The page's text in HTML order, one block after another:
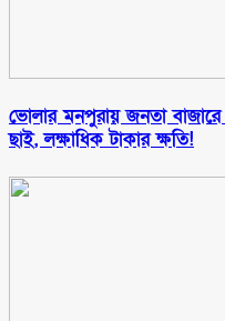
ভোলার মনপুরায় জনতা
ছাই, লক্ষাধিক টাকার ক্ষতি!